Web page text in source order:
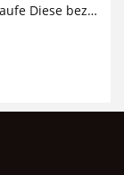
EIN ENGEL FÜR DICH Silbermedailon zur Taufe Diese bezaubernde Taufkette mit Gravur aus 925 Sterling Silber trägt einen personalisierten...